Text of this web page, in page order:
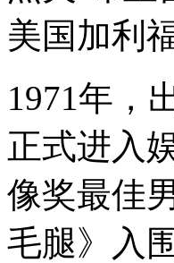
美国加利
1971年，
正式进入
像奖最佳
毛腿》入